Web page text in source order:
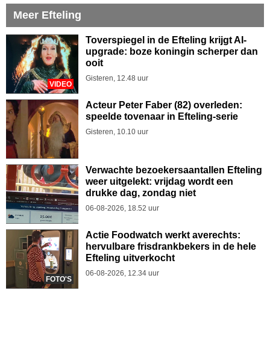
Meer Efteling
VIDEO
Toverspiegel in de Efteling krijgt AI-
upgrade: boze koningin scherper dan
ooit
Gisteren, 12.48 uur
Acteur Peter Faber (82) overleden:
speelde tovenaar in Efteling-serie
Gisteren, 10.10 uur
Verwachte bezoekersaantallen Efteling
weer uitgelekt: vrijdag wordt een
drukke dag, zondag niet
06-08-2026, 18.52 uur
FOTO'S
Actie Foodwatch werkt averechts:
hervulbare frisdrankbekers in de hele
Efteling uitverkocht
06-08-2026, 12.34 uur